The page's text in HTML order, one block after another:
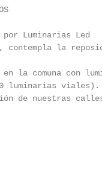
Luminarias Led
contempla la
la comuna con
luminarias
de nuestras